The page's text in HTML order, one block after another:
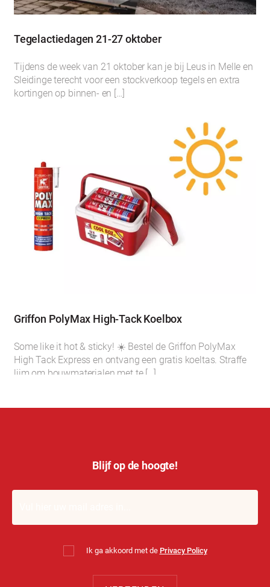
Tegelactiedagen 21-27 oktober
Tijdens de week van 21 oktober kan je bij Leus in Melle en
Sleidinge terecht voor een stockverkoop tegels en extra
kortingen op binnen- en […]
Griffon PolyMax High-Tack Koelbox
Some like it hot & sticky! ☀️ Bestel de Griffon PolyMax
High Tack Express en ontvang een gratis koeltas. Straffe
lijm om bouwmaterialen met te […]
Blijf op de hoogte!
Ik ga akkoord met de Privacy Policy